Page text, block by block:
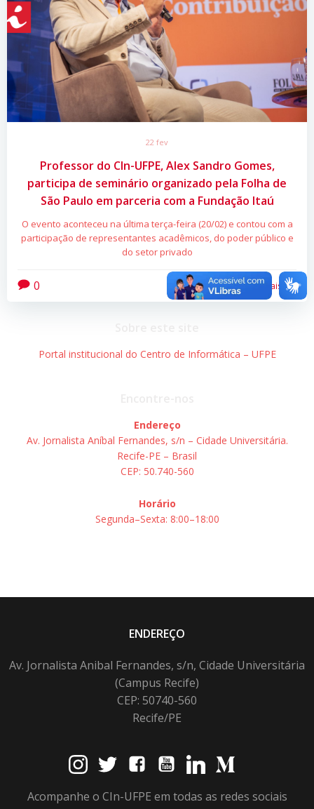
22 fev
Professor do CIn-UFPE, Alex Sandro Gomes,
participa de seminário organizado pela Folha de
São Paulo em parceria com a Fundação Itaú
O evento aconteceu na última terça-feira (20/02) e contou com a
participação de representantes acadêmicos, do poder público e
do setor privado
0 Leia mais
Portal institucional do Centro de Informática – UFPE
Endereço
Av. Jornalista Aníbal Fernandes, s/n – Cidade Universitária.
Recife-PE – Brasil
CEP: 50.740-560
Horário
Segunda–Sexta: 8:00–18:00
ENDEREÇO
Av. Jornalista Anibal Fernandes, s/n, Cidade Universitária
(Campus Recife)
CEP: 50740-560
Recife/PE
Acompanhe o CIn-UFPE em todas as redes sociais